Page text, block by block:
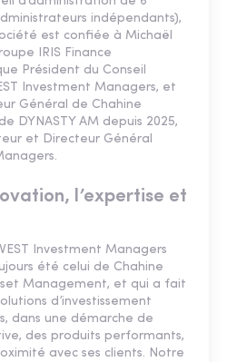
indépendants),
est confiée à Michaël
IRIS Finance
Président du Conseil
Investment Managers, et
Général de Chahine
DYNASTY AM depuis 2025,
et Directeur Général
l’expertise et
Investment Managers
été celui de Chahine
Management, et qui a fait
d’investissement
dans une démarche de
des produits performants,
avec ses clients. Notre